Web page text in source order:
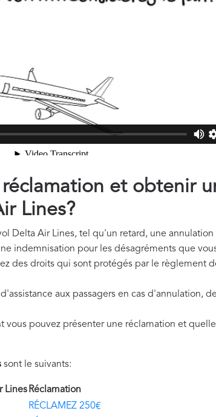
et obtenir
Lines?
Delta Air Lines, tel qu'un retard, une
indemnisation pour les désagréments que
des droits qui sont protégés par le règlement
aux passagers en cas d'annulation,
vous pouvez présenter une réclamation et
sont le suivants:
Lines Réclamation
RÉCLAMEZ 250€